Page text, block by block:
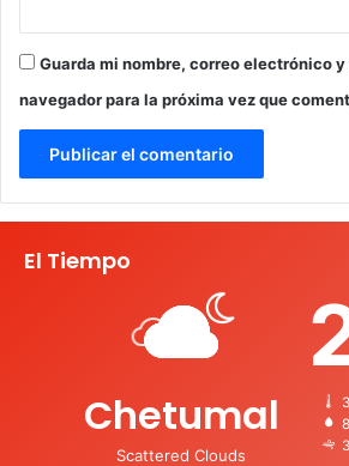
Guarda mi nombre, correo electrónico y
navegador para la próxima vez que
El Tiempo
Chetumal
Scattered Clouds